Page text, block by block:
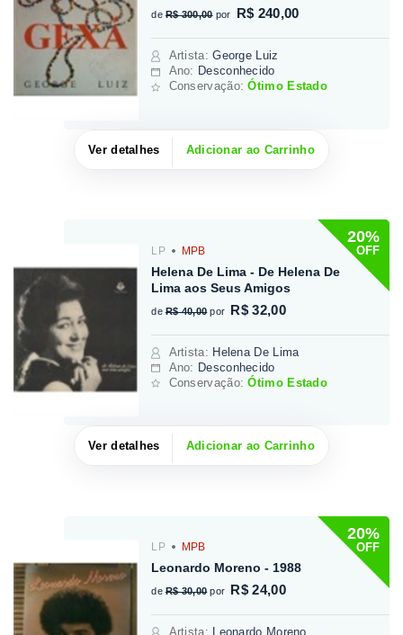
de R$ 300,00 por R$ 240,00
Artista:George Luiz
Ano: Desconhecido
Conservação:Ótimo Estado
Ver detalhes Adicionar ao Carrinho
20%
OFF
LP MPB
Helena De Lima - De Helena De
Lima aos Seus Amigos
de R$ 40,00 por R$ 32,00
Artista: Helena De Lima
Ano: Desconhecido
Conservação:Ótimo Estado
Ver detalhes Adicionar ao Carrinho
20%
OFF
LP MPB
Leonardo Moreno - 1988
de R$ 30,00 por R$ 24,00
Artista: Leonardo Moreno